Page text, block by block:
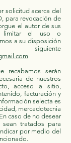
solicitud acerca del
para revocación de
el autor de sus
limitar el uso o
a su disposición
recabamos serán
de nuestros
acceso a sitio,
facturación y
selecta es
mercadotecnia
caso de no desear
tratados para
por medio del